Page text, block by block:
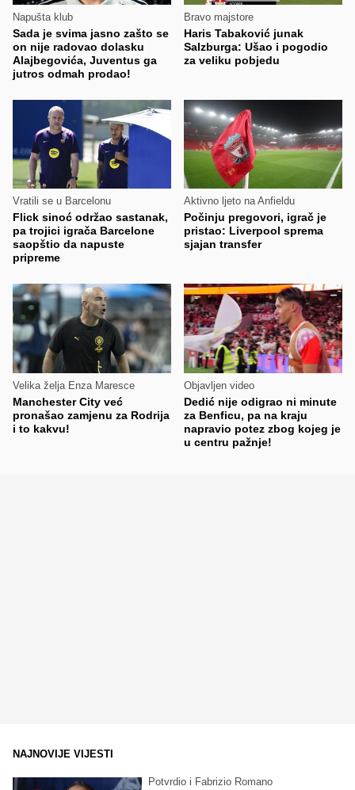
Napušta klub
Sada je svima jasno zašto se
on nije radovao dolasku
Alajbegovića, Juventus ga
jutros odmah prodao!
Bravo majstore
Haris Tabaković junak
Salzburga: Ušao i pogodio
za veliku pobjedu
Vratili se u Barcelonu
Flick sinoć održao sastanak,
pa trojici igrača Barcelone
saopštio da napuste
pripreme
Aktivno ljeto na Anfieldu
Počinju pregovori, igrač je
pristao: Liverpool sprema
sjajan transfer
Velika želja Enza Maresce
Manchester City već
pronašao zamjenu za Rodrija
i to kakvu!
Objavljen video
Dedić nije odigrao ni minute
za Benficu, pa na kraju
napravio potez zbog kojeg je
u centru pažnje!
NAJNOVIJE VIJESTI
Potvrdio i Fabrizio Romano